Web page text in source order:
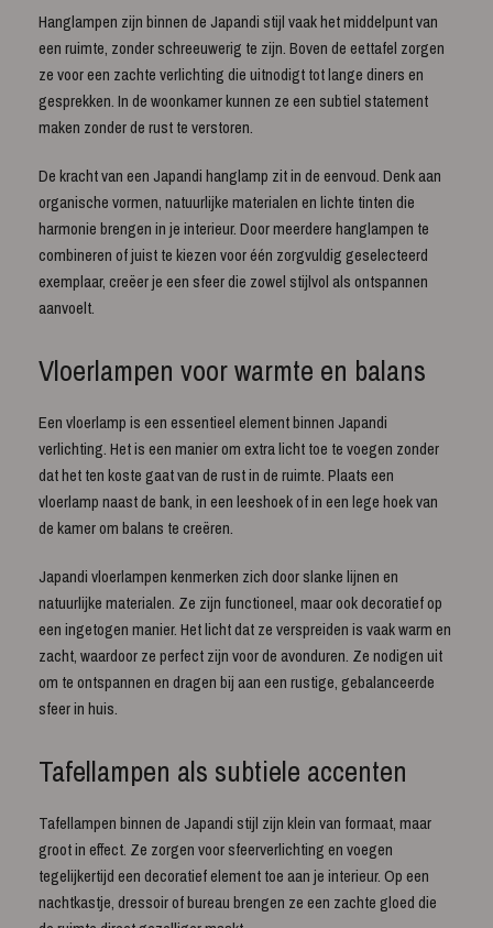
Hanglampen zijn binnen de Japandi stijl vaak het middelpunt van
een ruimte, zonder schreeuwerig te zijn. Boven de eettafel zorgen
ze voor een zachte verlichting die uitnodigt tot lange diners en
gesprekken. In de woonkamer kunnen ze een subtiel statement
maken zonder de rust te verstoren.
De kracht van een Japandi hanglamp zit in de eenvoud. Denk aan
organische vormen, natuurlijke materialen en lichte tinten die
harmonie brengen in je interieur. Door meerdere hanglampen te
combineren of juist te kiezen voor één zorgvuldig geselecteerd
exemplaar, creëer je een sfeer die zowel stijlvol als ontspannen
aanvoelt.
Vloerlampen voor warmte en balans
Een vloerlamp is een essentieel element binnen Japandi
verlichting. Het is een manier om extra licht toe te voegen zonder
dat het ten koste gaat van de rust in de ruimte. Plaats een
vloerlamp naast de bank, in een leeshoek of in een lege hoek van
de kamer om balans te creëren.
Japandi vloerlampen kenmerken zich door slanke lijnen en
natuurlijke materialen. Ze zijn functioneel, maar ook decoratief op
een ingetogen manier. Het licht dat ze verspreiden is vaak warm en
zacht, waardoor ze perfect zijn voor de avonduren. Ze nodigen uit
om te ontspannen en dragen bij aan een rustige, gebalanceerde
sfeer in huis.
Tafellampen als subtiele accenten
Tafellampen binnen de Japandi stijl zijn klein van formaat, maar
groot in effect. Ze zorgen voor sfeerverlichting en voegen
tegelijkertijd een decoratief element toe aan je interieur. Op een
nachtkastje, dressoir of bureau brengen ze een zachte gloed die